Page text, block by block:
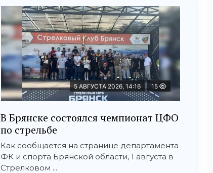
5 АВГУСТА 2026, 14:16 15
В Брянске состоялся чемпионат ЦФО
по стрельбе
Как сообщается на странице департамента
ФК и спорта Брянской области, 1 августа в
Стрелковом ...